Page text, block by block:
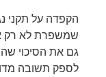
שמשפרת לא רק
לספק תשובה